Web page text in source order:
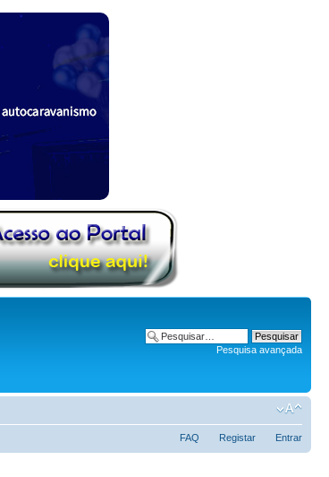
Pesquisa avançada
FAQ Registar Entrar